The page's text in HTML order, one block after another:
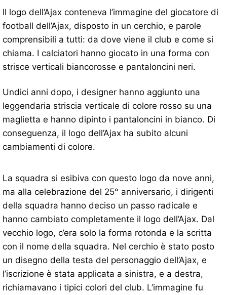
Il logo dell’Ajax conteneva l’immagine del giocatore di
football dell’Ajax, disposto in un cerchio, e parole
comprensibili a tutti: da dove viene il club e come si
chiama. I calciatori hanno giocato in una forma con
strisce verticali biancorosse e pantaloncini neri.
Undici anni dopo, i designer hanno aggiunto una
leggendaria striscia verticale di colore rosso su una
maglietta e hanno dipinto i pantaloncini in bianco. Di
conseguenza, il logo dell’Ajax ha subito alcuni
cambiamenti di colore.
La squadra si esibiva con questo logo da nove anni,
ma alla celebrazione del 25° anniversario, i dirigenti
della squadra hanno deciso un passo radicale e
hanno cambiato completamente il logo dell’Ajax. Dal
vecchio logo, c’era solo la forma rotonda e la scritta
con il nome della squadra. Nel cerchio è stato posto
un disegno della testa del personaggio dell’Ajax, e
l’iscrizione è stata applicata a sinistra, e a destra,
richiamavano i tipici colori del club. L’immagine fu